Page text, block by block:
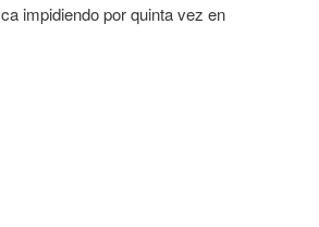
impidiendo por quinta vez en